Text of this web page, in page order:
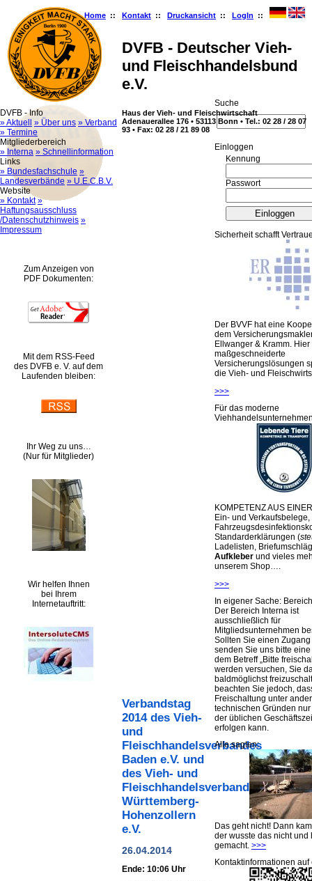
Home :: Kontakt :: Druckansicht :: LogIn ::
DVFB - Deutscher Vieh-
und Fleischhandelsbund
e.V.
Haus der Vieh- und Fleischwirtschaft
Adenauerallee 176 • 53113 Bonn • Tel.: 02 28 / 28 07
93 • Fax: 02 28 / 21 89 08
DVFB - Info
» Aktuell
» Über uns » Verband
» Termine
Mitgliederbereich
» Interna » Schnellinformation
Links
» Bundesfachschule »
Landesverbände » U.E.C.B.V.
Website
» Kontakt »
Haftungsausschluss
/Datenschutzhinweis »
Impressum
Zum Anzeigen von
PDF Dokumenten:
Mit dem RSS-Feed
des DVFB e. V. auf dem
Laufenden bleiben:
Ihr Weg zu uns…
(Nur für Mitglieder)
Wir helfen Ihnen
bei Ihrem
Internetauftritt:
Verbandstag
2014 des Vieh-
und
Fleischhandelsverbandes
Baden e.V. und
des Vieh- und
Fleischhandelsverbandes
Württemberg-
Hohenzollern
e.V.
26.04.2014
Ende: 10:06 Uhr
Suche
Ein­log­gen
Kennung
Passwort
Sicherheit schafft
Der BVVF hat eine
dem
Ellwanger & Kramm.
maßgeschneiderte
Versicherungslösungen
die Vieh- und
>>>
Für das moderne
KOMPETENZ AUS
Ein- und Verkaufsbelege,
Standarderklärungen (
Ladelisten,
Aufkleber und vieles
unserem Shop….
>>>
In eigener Sache:
Der Bereich Interna ist
ausschließlich für
Mitgliedsunternehmen
Sollten Sie einen
senden Sie uns bitte
dem Betreff „Bitte
werden versuchen, Sie
baldmöglichst
beachten Sie jedoch,
Freischaltung unter
technischen Gründen
der üblichen
erfolgen kann.
Alle sagten:
Das geht nicht! Dann
der wusste das nicht und
gemacht. >>>
Kontaktinformationen